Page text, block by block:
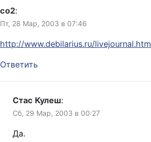
co2:
Пт, 28 Мар, 2003 в 07:46
http://www.debilarius.ru/livejournal.htm
Ответить
Стас Кулеш:
Сб, 29 Мар, 2003 в 00:27
Да.